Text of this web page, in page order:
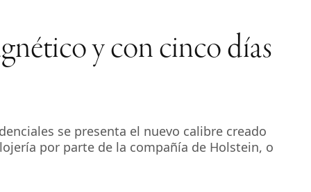
y con cinco días
se presenta el nuevo calibre creado
por parte de la compañía de Holstein, o